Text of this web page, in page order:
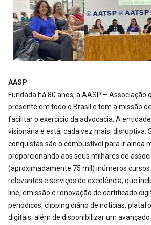
AASP
Fundada há 80 anos, a AASP – Associação
presente em todo o Brasil e tem a missão
facilitar o exercício da advocacia. A
visionária e está, cada vez mais, disruptiva.
conquistas são o combustível para ir ainda
proporcionando aos seus milhares de
(aproximadamente 75 mil) inúmeros
relevantes e serviços de excelência, que
line, emissão e renovação de certificado
periódicos, clipping diário de notícias,
digitais, além de disponibilizar um